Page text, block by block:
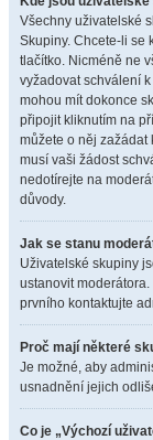
Všechny uživatelské
Skupiny. Chcete-li se
tlačítko. Nicméně ne
vyžadovat schválení
mohou mít dokonce
připojit kliknutím na
můžete o něj zažádat
musí vaši žádost
nedotírejte na
důvody.
Jak se stanu
Uživatelské skupiny
ustanovit
prvního kontaktujte
Proč mají některé
Je možné, aby
usnadnění jejich
Co je „Výchozí